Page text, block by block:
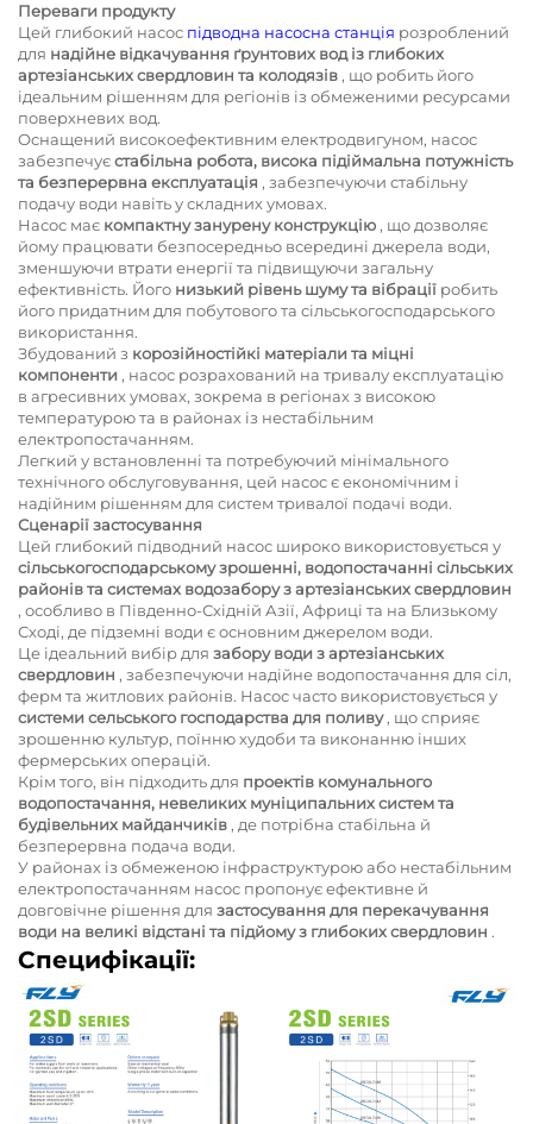
Переваги продукту
Цей глибокий насос підводна насосна станція розроблений
для надійне відкачування ґрунтових вод із глибоких
артезіанських свердловин та колодязів , що робить його
ідеальним рішенням для регіонів із обмеженими ресурсами
поверхневих вод.
Оснащений високоефективним електродвигуном, насос
забезпечуєстабільна робота, висока підіймальна потужність
та безперервна експлуатація , забезпечуючи стабільну
подачу води навіть у складних умовах.
Насос має компактну занурену конструкцію , що дозволяє
йому працювати безпосередньо всередині джерела води,
зменшуючи втрати енергії та підвищуючи загальну
ефективність. Його низький рівень шуму та вібрації робить
його придатним для побутового та сільськогосподарського
використання.
Збудований з корозійностійкі матеріали та міцні
компоненти , насос розрахований на тривалу експлуатацію
в агресивних умовах, зокрема в регіонах з високою
температурою та в районах із нестабільним
електропостачанням.
Легкий у встановленні та потребуючий мінімального
технічного обслуговування, цей насос є економічним і
надійним рішенням для систем тривалої подачі води.
Сценарії застосування
Цей глибокий підводний насос широко використовується у
сільськогосподарському зрошенні, водопостачанні сільських
районів та системах водозабору з артезіанських свердловин
, особливо в Південно-Східній Азії, Африці та на Близькому
Сході, де підземні води є основним джерелом води.
Це ідеальний вибір для забору води з артезіанських
свердловин , забезпечуючи надійне водопостачання для сіл,
ферм та житлових районів. Насос часто використовується у
системи сельського господарства для поливу, що сприяє
зрошенню культур, поїнню худоби та виконанню інших
фермерських операцій.
Крім того, він підходить для проектів комунального
водопостачання, невеликих муніципальних систем та
будівельних майданчиків , де потрібна стабільна й
безперервна подача води.
У районах із обмеженою інфраструктурою або нестабільним
електропостачанням насос пропонує ефективне й
довговічне рішення для застосування для перекачування
води на великі відстані та підйому з глибоких свердловин .
Специфікації: